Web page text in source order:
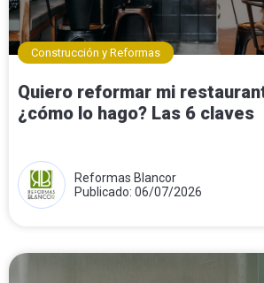
Construcción y Reformas
Quiero reformar mi
¿cómo lo hago? Las 6 claves
Reformas Blancor
Publicado: 06/07/2026